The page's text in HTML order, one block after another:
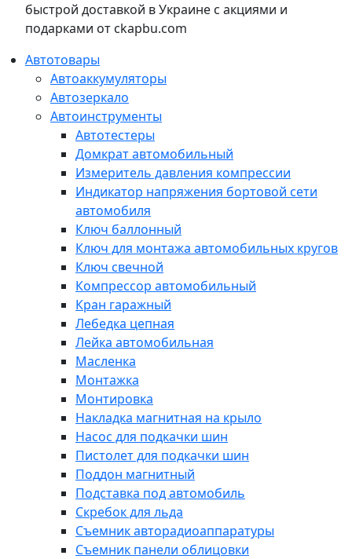
быстрой доставкой в Украине с акциями и
подарками от ckapbu.com
Автотовары
Автоаккумуляторы
Автозеркало
Автоинструменты
Автотестеры
Домкрат автомобильный
Измеритель давления компрессии
Индикатор напряжения бортовой сети
автомобиля
Ключ баллонный
Ключ для монтажа автомобильных кругов
Ключ свечной
Компрессор автомобильный
Кран гаражный
Лебедка цепная
Лейка автомобильная
Масленка
Монтажка
Монтировка
Накладка магнитная на крыло
Насос для подкачки шин
Пистолет для подкачки шин
Поддон магнитный
Подставка под автомобиль
Скребок для льда
Съемник авторадиоаппаратуры
Съемник панели облицовки